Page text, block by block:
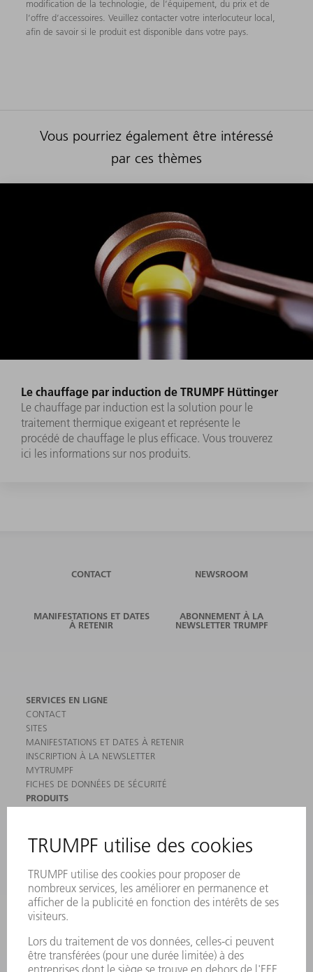
modification de la technologie, de l’équipement, du prix et de
l’offre d’accessoires. Veuillez contacter votre interlocuteur local,
afin de savoir si le produit est disponible dans votre pays.
Vous pourriez également être intéressé
par ces thèmes
Le chauffage par induction de TRUMPF Hüttinger
Le chauffage par induction est la solution pour le
traitement thermique exigeant et représente le
procédé de chauffage le plus efficace. Vous trouverez
ici les informations sur nos produits.
CONTACT NEWSROOM
MANIFESTATIONS ET DATES
À RETENIR
ABONNEMENT À LA
NEWSLETTER TRUMPF
SERVICES EN LIGNE
CONTACT
SITES
MANIFESTATIONS ET DATES À RETENIR
INSCRIPTION À LA NEWSLETTER
MYTRUMPF
FICHES DE DONNÉES DE SÉCURITÉ
PRODUITS
ELECTRONIQUE DE PUISSANCE
OUTILS ÉLECTRIQUES
SMART FACTORY
LOGICIEL
SERVICES
APPLICATIONS
SECTEURS D'ACTIVITÉ
ENTREPRISE
CARRIÈRE
OFFRES D'EMPLOI